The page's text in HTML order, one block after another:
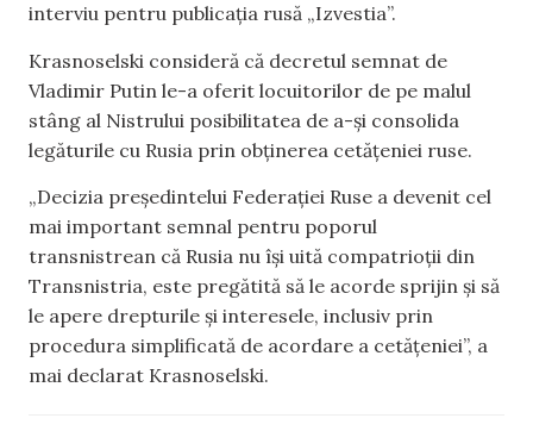
interviu pentru publicația rusă „Izvestia”.
Krasnoselski consideră că decretul semnat de
Vladimir Putin le-a oferit locuitorilor de pe malul
stâng al Nistrului posibilitatea de a-și consolida
legăturile cu Rusia prin obținerea cetățeniei ruse.
„Decizia președintelui Federației Ruse a devenit cel
mai important semnal pentru poporul
transnistrean că Rusia nu își uită compatrioții din
Transnistria, este pregătită să le acorde sprijin și să
le apere drepturile și interesele, inclusiv prin
procedura simplificată de acordare a cetățeniei”, a
mai declarat Krasnoselski.